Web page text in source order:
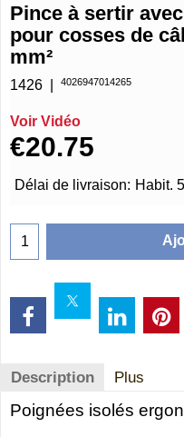
Pince à sertir
pour cosses de
mm²
1426 4026947014265
Voir Vidéo
€20.75
Délai de livraison: Habit.
Description Plus
Poignées isolés